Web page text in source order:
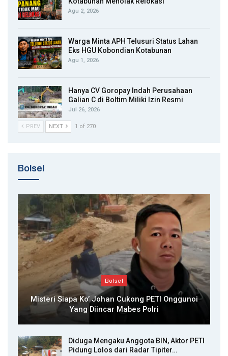
Agu 2, 2026
Warga Minta APH Telusuri Status Lahan
Eks HGU Kobondian Kotabunan
Agu 1, 2026
Hanya CV Goropay Indah Perusahaan
Galian C di Boltim Miliki Izin Resmi
Jul 26, 2026
PREV NEXT 1 of 270
Bolsel
Bolsel
Misteri Siapa Ko’ Johan Cukong PETI Onggunoi
Yang Diincar Mabes Polri
Diduga Mengaku Anggota BIN, Aktor PETI
Pidung Lolos dari Radar Tipiter…